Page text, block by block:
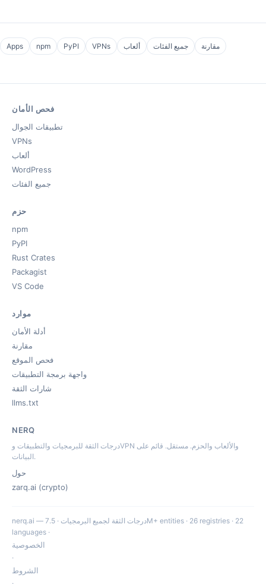
Apps npm PyPI VPNs ألعاب جميع الفئات مقارنة
فحص الأمان
تطبيقات الجوال
VPNs
ألعاب
WordPress
جميع الفئات
حزم
npm
PyPI
Rust Crates
Packagist
VS Code
موارد
أدلة الأمان
مقارنة
فحص الموقع
واجهة برمجة التطبيقات
شارات الثقة
llms.txt
NERQ
درجات الثقة للبرمجيات والتطبيقات وVPN والألعاب والحزم. مستقل. قائم على
البيانات.
حول
zarq.ai (crypto)
nerq.ai — درجات الثقة لجميع البرمجيات · 7.5M+ entities · 26 registries · 22
languages ·
الخصوصية
·
الشروط